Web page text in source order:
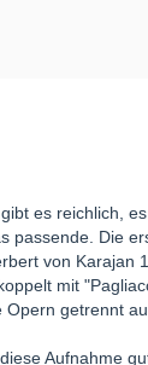
es reichlich,
passende. Die
von Karajan
mit
Opern getrennt
Aufnahme